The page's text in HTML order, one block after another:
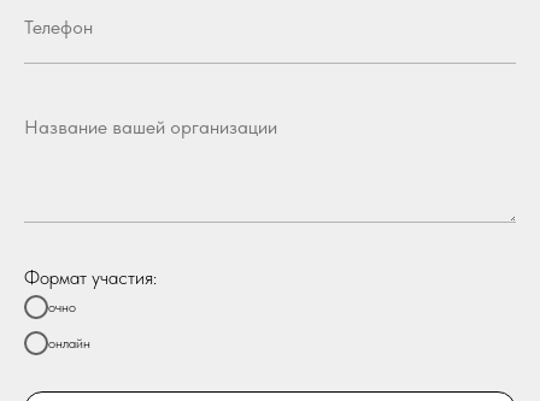
Формат участия:
очно
онлайн